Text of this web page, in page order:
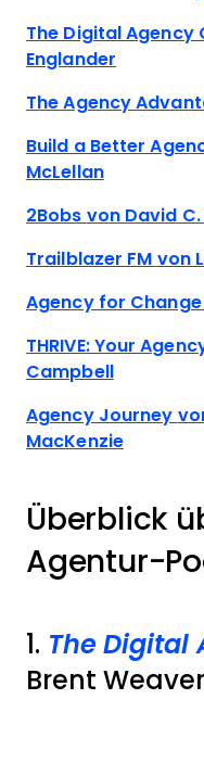
The Digital
Englander
The Agency
Build a Better
McLellan
2Bobs von David C.
Trailblazer FM von
Agency for Change
THRIVE: Your
Campbell
Agency Journey
MacKenzie
Überblick
Agentur-
1. The Digital
Brent Weaver